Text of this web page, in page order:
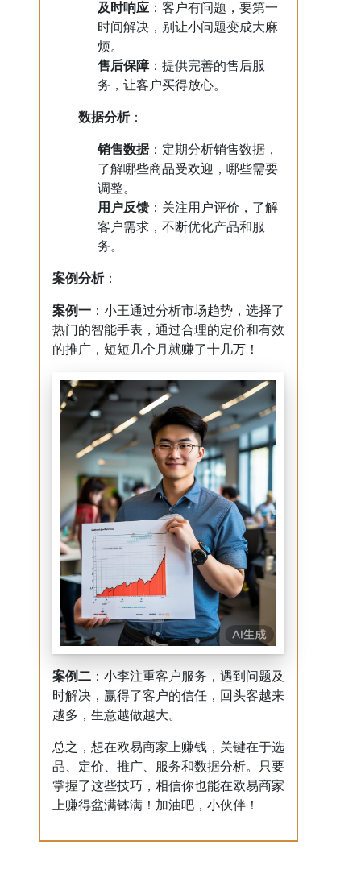
及时响应 ：客户有问题，要第一
时间解决，别让小问题变成大麻
烦。
售后保障：提供完善的售后服
务，让客户买得放心。
数据分析：
销售数据：定期分析销售数据，
了解哪些商品受欢迎，哪些需要
调整。
用户反馈 ：关注用户评价，了解
客户需求，不断优化产品和服
务。
案例分析：
案例一 ：小王通过分析市场趋势，选择了
热门的智能手表，通过合理的定价和有效
的推广，短短几个月就赚了十几万！
案例二 ：小李注重客户服务，遇到问题及
时解决，赢得了客户的信任，回头客越来
越多，生意越做越大。
总之，想在欧易商家上赚钱，关键在于选
品、定价、推广、服务和数据分析。只要
掌握了这些技巧，相信你也能在欧易商家
上赚得盆满钵满！加油吧，小伙伴！